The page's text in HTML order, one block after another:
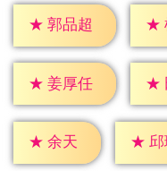
★ 郭品超 ★
★ 姜厚任 ★
★ 余天 ★